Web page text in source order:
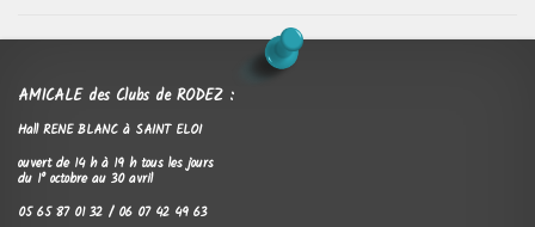
AMICALE des Clubs de RODEZ :
Hall RENE BLANC à SAINT ELOI
ouvert de 14 h à 19 h tous les jours
du 1° octobre au 30 avril
05 65 87 01 32 / 06 07 42 49 63